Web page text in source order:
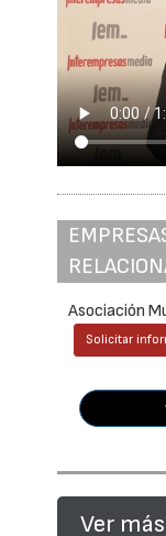
Asociación
Solicitar
Ver